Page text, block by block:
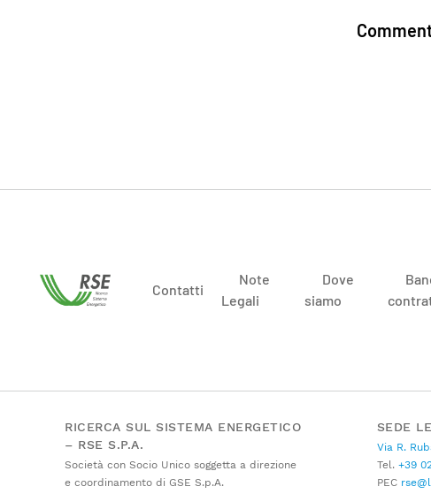
Contatti
Note
Legali
Dove
siamo
RICERCA SUL SISTEMA ENERGETICO
– RSE S.P.A.
Società con Socio Unico soggetta a direzione
e coordinamento di GSE S.p.A.
SEDE
Via R.
Tel. +39
PEC